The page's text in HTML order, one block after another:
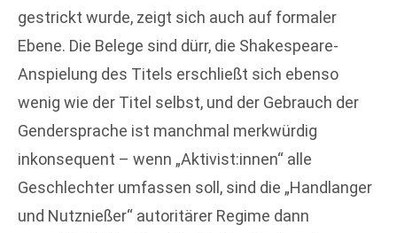
gestrickt wurde, zeigt sich auch auf formaler
Ebene. Die Belege sind dürr, die Shakespeare-
Anspielung des Titels erschließt sich ebenso
wenig wie der Titel selbst, und der Gebrauch der
Gendersprache ist manchmal merkwürdig
inkonsequent – wenn „Aktivist:innen“ alle
Geschlechter umfassen soll, sind die „Handlanger
und Nutznießer“ autoritärer Regime dann